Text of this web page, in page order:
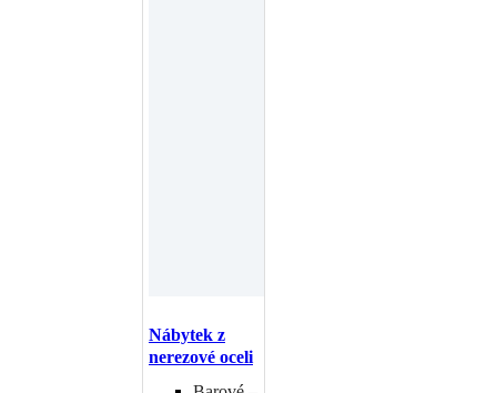
Nábytek z
nerezové oceli